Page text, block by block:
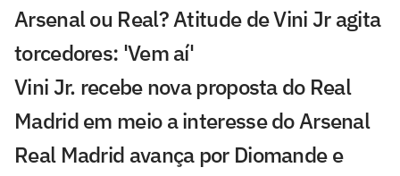
Arsenal ou Real? Atitude de Vini Jr agita
torcedores: 'Vem aí'
Vini Jr. recebe nova proposta do Real
Madrid em meio a interesse do Arsenal
Real Madrid avança por Diomande e